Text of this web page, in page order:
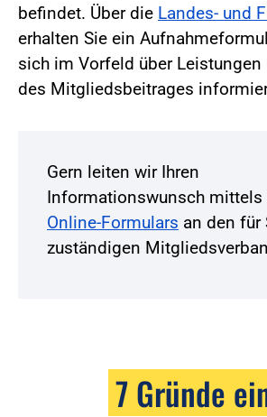
befindet. Über die Landes- und
erhalten Sie ein
sich im Vorfeld über Leistungen
des Mitgliedsbeitrages
Gern leiten wir Ihren
Informationswunsch mittels
Online-Formulars an den für
zuständigen
7 Gründe